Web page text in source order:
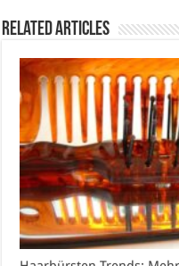
Related Articles